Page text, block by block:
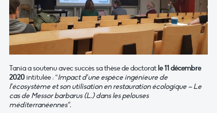
Tania a soutenu avec succès sa thèse de doctorat le 11 décembre
2020 intitulée : “Impact d’une espèce ingénieure de
l’écosystème et son utilisation en restauration écologique – Le
cas de Messor barbarus (L.) dans les pelouses
méditerranéennes”.